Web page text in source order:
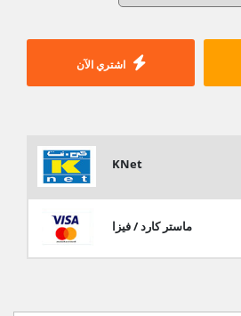
اشتري الآن
KNet
ماستر كارد / فيزا